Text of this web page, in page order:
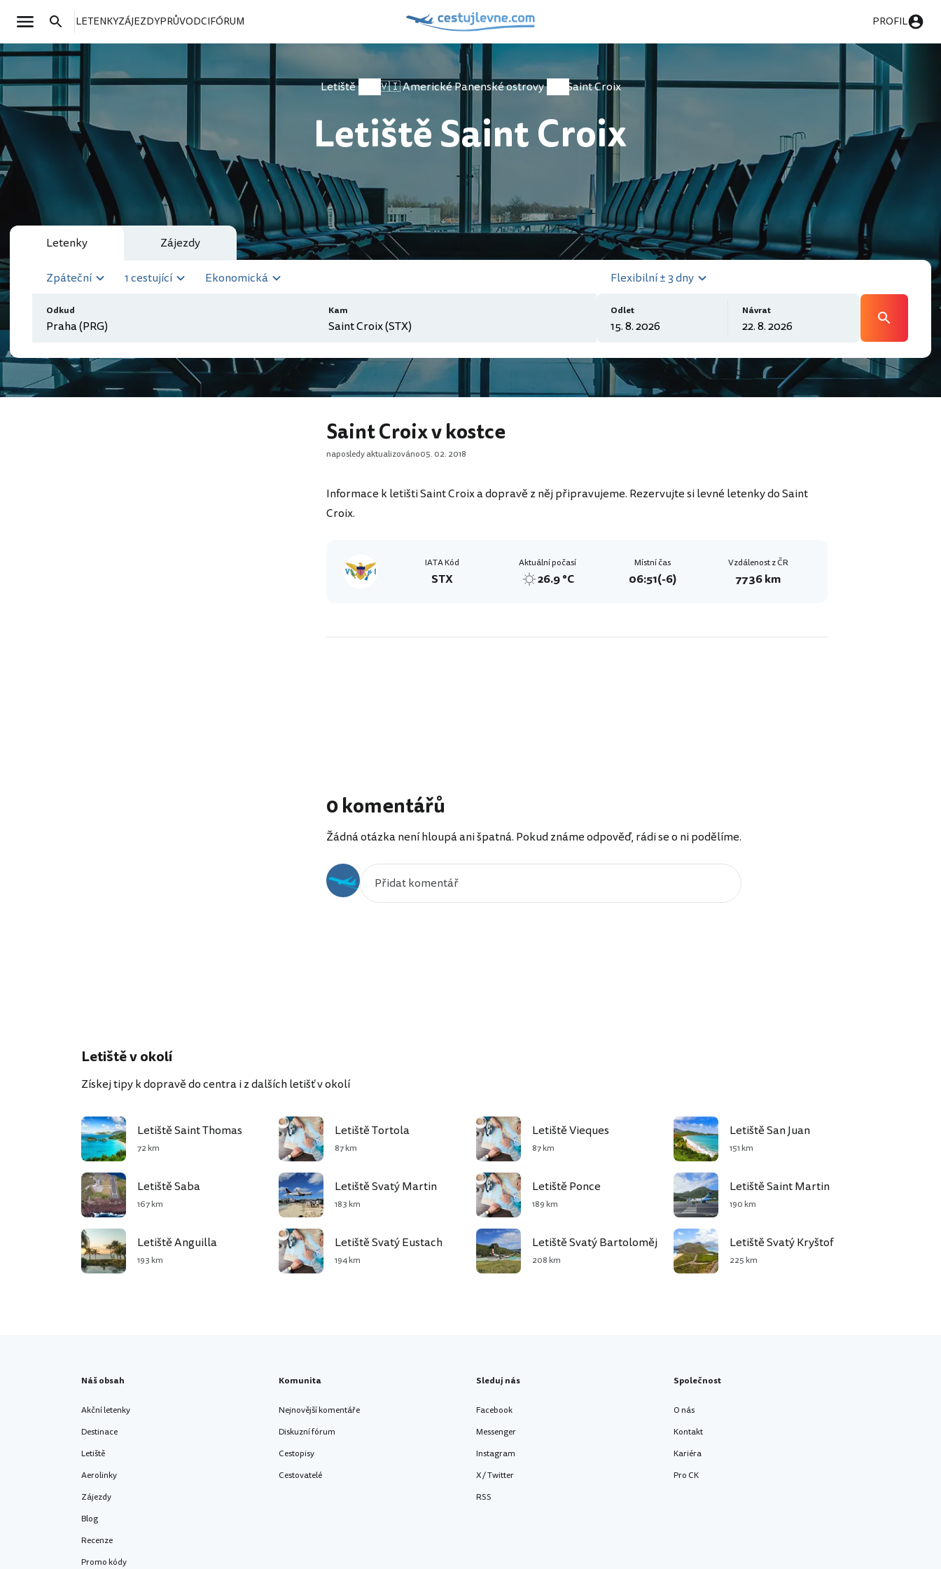
LETENKYZÁJEZDYPRŮVODCIFÓRUM PROFIL
Letiště 🇻🇮 Americké Panenské ostrovy Saint Croix
Letiště Saint Croix
Letenky Zájezdy
Zpáteční 1 cestující Ekonomická
Odkud Kam
Flexibilní ± 3 dny
Odlet Návrat
Saint Croix v kostce
naposledy aktualizováno05. 02. 2018
Informace k letišti Saint Croix a dopravě z něj připravujeme. Rezervujte si levné letenky do Saint
Croix.
IATA Kód
STX
Aktuální počasí
26.9 °C
Místní čas
06:51(-6)
Vzdálenost z ČR
7736 km
0 komentářů
Žádná otázka není hloupá ani špatná. Pokud známe odpověď, rádi se o ni podělíme.
Letiště v okolí
Získej tipy k dopravě do centra i z dalších letišť v okolí
Letiště Saint Thomas
72 km
Letiště Tortola
87 km
Letiště Vieques
87 km
Letiště San Juan
151 km
Letiště Saba
167 km
Letiště Svatý Martin
183 km
Letiště Ponce
189 km
Letiště Saint Martin
190 km
Letiště Anguilla
193 km
Letiště Svatý Eustach
194 km
Letiště Svatý Bartoloměj
208 km
Letiště Svatý Kryštof
225 km
Náš obsah
Akční letenky
Destinace
Letiště
Aerolinky
Zájezdy
Blog
Recenze
Promo kódy
Komunita
Nejnovější komentáře
Diskuzní fórum
Cestopisy
Cestovatelé
Sleduj nás
Facebook
Messenger
Instagram
X / Twitter
RSS
Společnost
O nás
Kontakt
Kariéra
Pro CK